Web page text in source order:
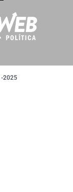
-2025